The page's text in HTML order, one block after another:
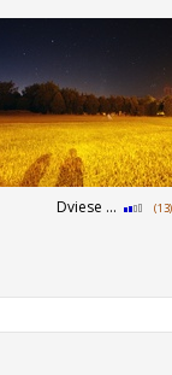
Dviese ... (13)